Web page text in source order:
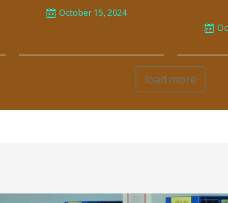
October 15, 2024
load more